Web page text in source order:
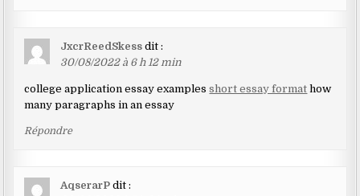
JxcrReedSkess dit :
30/08/2022 à 6 h 12 min
college application essay examplesshort essay format how
many paragraphs in an essay
Répondre
AqserarP dit :